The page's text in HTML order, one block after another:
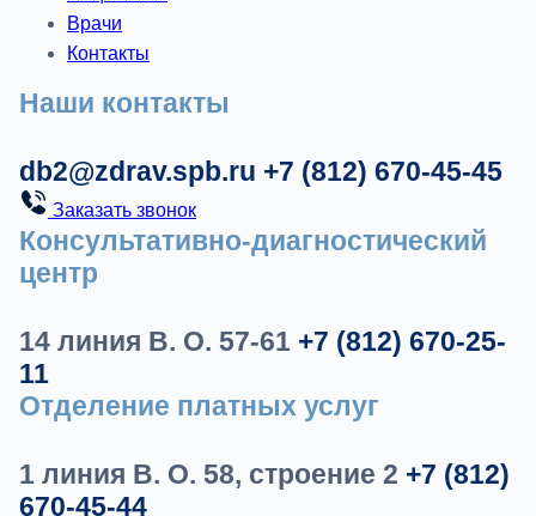
Врачи
Контакты
Наши контакты
db2@zdrav.spb.ru +7 (812) 670-45-45
Заказать звонок
Консультативно-диагностический
центр
14 линия В. О. 57-61 +7 (812) 670-25-
11
Отделение платных услуг
1 линия В. О. 58, строение 2 +7 (812)
670-45-44